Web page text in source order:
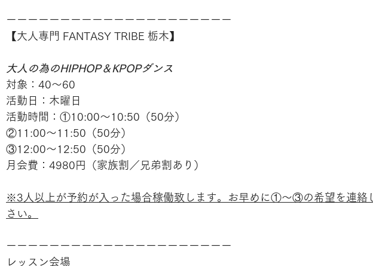
ーーーーーーーーーーーーーーーーーーーーー
【大人専門 FANTASY TRIBE 栃木】
大人の為のHIPHOP＆KPOPダンス
対象：40〜60
活動日：木曜日
活動時間：①10:00〜10:50（50分）
②11:00〜11:50（50分）
③12:00〜12:50（50分）
月会費：4980円（家族割／兄弟割あり）
※3人以上が予約が入った場合稼働致します。お早めに①〜③の希望を連絡
さい。
ーーーーーーーーーーーーーーーーーーーーー
レッスン会場